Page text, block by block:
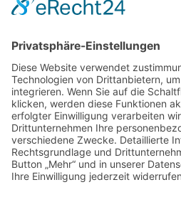
verkaufen
wohnen
Verkaufen Sie Ihr
Eigen­tums­woh­nung
darin wohnen.
Jetzt Ermittlung